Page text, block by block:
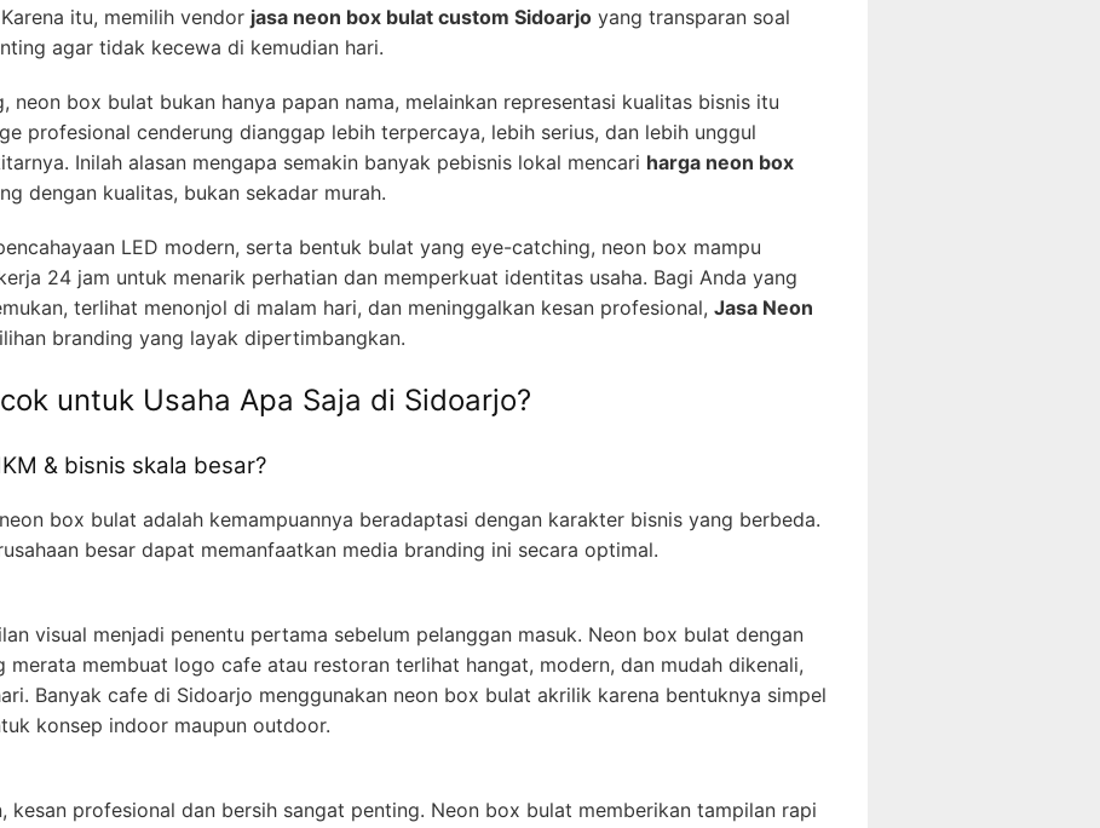
itu, memilih vendor jasa neon box bulat custom Sidoarjo yang transparan soal
agar tidak kecewa di kemudian hari.
neon box bulat bukan hanya papan nama, melainkan representasi kualitas bisnis itu
profesional cenderung dianggap lebih terpercaya, lebih serius, dan lebih unggul
Inilah alasan mengapa semakin banyak pebisnis lokal mencari harga neon box
dengan kualitas, bukan sekadar murah.
LED modern, serta bentuk bulat yang eye-catching, neon box mampu
24 jam untuk menarik perhatian dan memperkuat identitas usaha. Bagi Anda yang
terlihat menonjol di malam hari, dan meninggalkan kesan profesional, Jasa Neon
branding yang layak dipertimbangkan.
untuk Usaha Apa Saja di Sidoarjo?
& bisnis skala besar?
box bulat adalah kemampuannya beradaptasi dengan karakter bisnis yang berbeda.
besar dapat memanfaatkan media branding ini secara optimal.
visual menjadi penentu pertama sebelum pelanggan masuk. Neon box bulat dengan
merata membuat logo cafe atau restoran terlihat hangat, modern, dan mudah dikenali,
Banyak cafe di Sidoarjo menggunakan neon box bulat akrilik karena bentuknya simpel
konsep indoor maupun outdoor.
kesan profesional dan bersih sangat penting. Neon box bulat memberikan tampilan rapi